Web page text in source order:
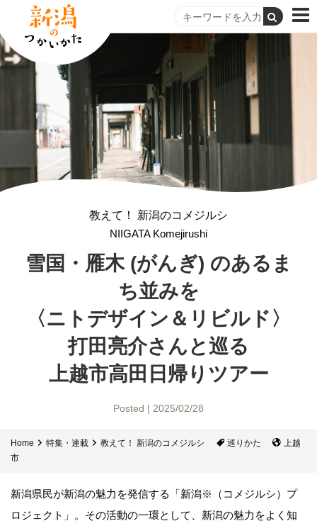
教えて！ 新潟のコメジルシ
NIIGATA Komejirushi
雪国・雁木 (がんぎ) のある ま
ち並みを
〈ニトデザイン＆リビルド〉
打田亮介さんと巡る
上越市高田日帰りツアー
Posted | 2025/02/28
Home 特集・連載 教えて！ 新潟のコメジルシ 巡りかた
上越
市
新潟県民が新潟の魅力を発信する「新潟※（コメジルシ）プ
ロジェクト」。その活動の一環として、新潟の魅力をよく知